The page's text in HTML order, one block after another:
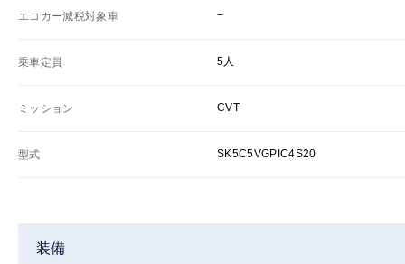
エコカー減税対象車 −
乗車定員 5人
ミッション CVT
型式 SK5C5VGPIC4S20
装備